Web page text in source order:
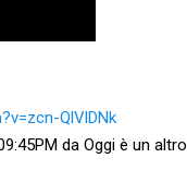
QlVlDNk
da Oggi è un altro